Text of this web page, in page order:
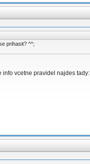
prihasit? ^^;
info vcetne pravidel najdes tady: